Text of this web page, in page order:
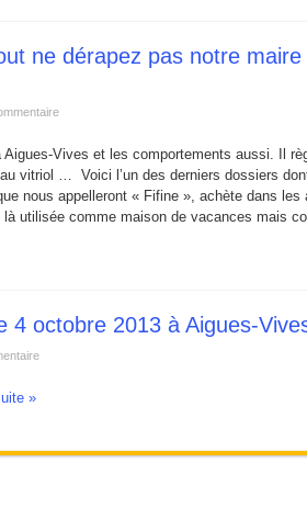
ne dérapez pas notre
Aigues-Vives et les comportements aussi. Il
vitriol … Voici l’un des derniers dossiers
nous appelleront « Fifine », achète dans les
utilisée comme maison de vacances mais
4 octobre 2013 à Aigues-
»